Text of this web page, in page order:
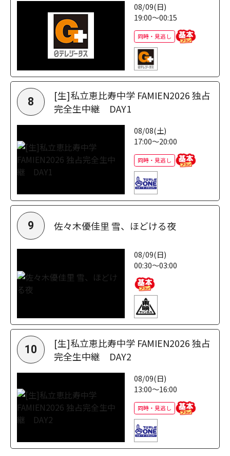
08/09(日)
19:00～00:15
同時・見逃し
8
[生]私立恵比寿中学 FAMIEN2026 独占
完全生中継 DAY1
08/08(土)
17:00～20:00
同時・見逃し
9 佐々木優佳里 雪、ほどける夜
08/09(日)
00:30～03:00
10
[生]私立恵比寿中学 FAMIEN2026 独占
完全生中継 DAY2
08/09(日)
13:00～16:00
同時・見逃し